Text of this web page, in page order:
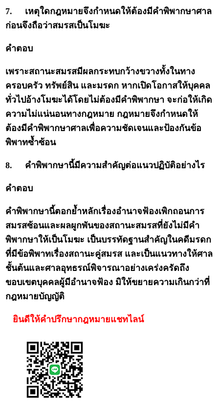
7.
เหตุใดกฎหมายจึงกำหนดให้ต้องมีคำพิพากษาศาล
ก่อนจึงถือว่าสมรสเป็นโมฆะ
คำตอบ
เพราะสถานะสมรสมีผลกระทบกว้างขวางทั้งในทาง
ครอบครัว ทรัพย์สิน และมรดก หากเปิดโอกาสให้บุคคล
ทั่วไปอ้างโมฆะได้โดยไม่ต้องมีคำพิพากษา จะก่อให้เกิด
ความไม่แน่นอนทางกฎหมาย กฎหมายจึงกำหนดให้
ต้องมีคำพิพากษาศาลเพื่อความชัดเจนและป้องกันข้อ
พิพาทซ้ำซ้อน
8. คำพิพากษานี้มีความสำคัญต่อแนวปฏิบัติอย่างไร
คำตอบ
คำพิพากษานี้ตอกย้ำหลักเรื่องอำนาจฟ้องเพิกถอนการ
สมรสซ้อนและผลผูกพันของสถานะสมรสที่ยังไม่มีคำ
พิพากษาให้เป็นโมฆะ เป็นบรรทัดฐานสำคัญในคดีมรดก
ที่มีข้อพิพาทเรื่องสถานะคู่สมรส และเป็นแนวทางให้ศาล
ชั้นต้นและศาลอุทธรณ์พิจารณาอย่างเคร่งครัดถึง
ขอบเขตบุคคลผู้มีอำนาจฟ้อง มิให้ขยายความเกินกว่าที่
กฎหมายบัญญัติ
ยินดีให้คำปรึกษากฎหมายแชทไลน์